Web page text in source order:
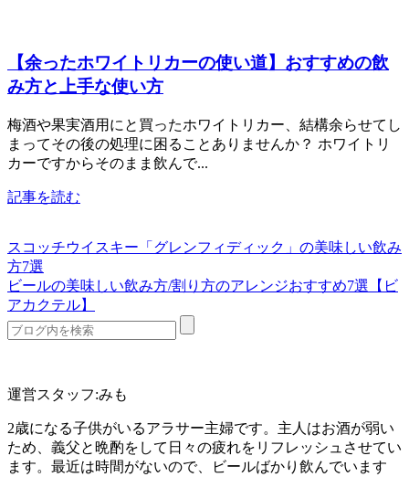
【余ったホワイトリカーの使い道】おすすめの飲
み方と上手な使い方
梅酒や果実酒用にと買ったホワイトリカー、結構余らせてし
まってその後の処理に困ることありませんか？ ホワイトリ
カーですからそのまま飲んで...
記事を読む
スコッチウイスキー「グレンフィディック」の美味しい飲み
方7選
ビールの美味しい飲み方/割り方のアレンジおすすめ7選【ビ
アカクテル】
運営スタッフ:みも
2歳になる子供がいるアラサー主婦です。主人はお酒が弱い
ため、義父と晩酌をして日々の疲れをリフレッシュさせてい
ます。最近は時間がないので、ビールばかり飲んでいます